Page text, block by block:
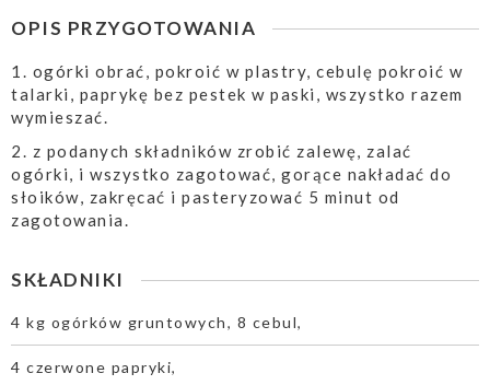
OPIS PRZYGOTOWANIA
1. ogórki obrać, pokroić w plastry, cebulę pokroić w
talarki, paprykę bez pestek w paski, wszystko razem
wymieszać.
2. z podanych składników zrobić zalewę, zalać
ogórki, i wszystko zagotować, gorące nakładać do
słoików, zakręcać i pasteryzować 5 minut od
zagotowania.
SKŁADNIKI
4 kg ogórków gruntowych, 8 cebul,
4 czerwone papryki,